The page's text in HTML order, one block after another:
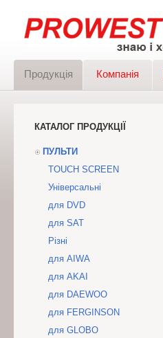
Продукція Компанія
КАТАЛОГ ПРОДУКЦІЇ
ПУЛЬТИ
TOUCH SCREEN
Універсальні
для DVD
для SAT
Різні
для AIWA
для AKAI
для DAEWOO
для FERGINSON
для GLOBO